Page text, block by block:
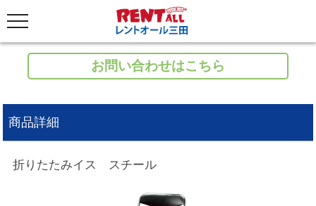
お問い合わせはこちら
商品詳細
折りたたみイス スチール